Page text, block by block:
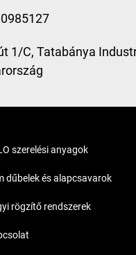
1/C, Tatabánya
szerelési anyagok
dűbelek és alapcsavarok
rögzítő rendszerek